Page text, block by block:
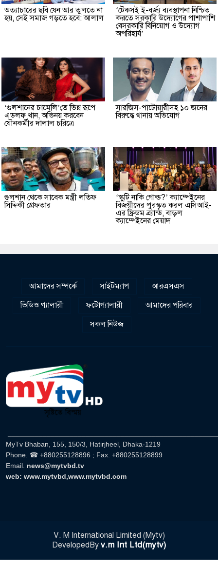
অত্যাচারের ছবি যেন আর তুলতে না
হয়, সেই সমাজ গড়তে হবে: আলাল
‘টেকসই ই-বর্জ্য ব্যবস্থাপনা নিশ্চিত
করতে সরকারি উদ্যোগের পাশাপাশি
বেসরকারি বিনিয়োগ ও উদ্যোগ
অপরিহার্য’
‘গুলশানের চামেলি’তে ভিন্ন রূপে
এডলফ খান, অভিনয় করবেন
যৌনকর্মীর দালাল চরিত্রে
সারজিস-পাটোয়ারীসহ ১০ জনের
বিরুদ্ধে থানায় অভিযোগ
গুলশান থেকে সাবেক মন্ত্রী লতিফ
সিদ্দিকী গ্রেফতার
‘স্কুটি নাকি গোল্ড?’ ক্যাম্পেইনের
বিজয়ীদের পুরস্কৃত করল এসিআই-
এর ফ্রিডম ব্র্যান্ড, বাড়ল
ক্যাম্পেইনের মেয়াদ
আমাদের সম্পর্কে সাইটম্যাপ
আরএসএস
ভিডিও গ্যালারী
ফটোগ্যালারী
আমাদের পরিবার
সকল নিউজ
MyTv Bhaban, 155, 150/3, Hatirjheel, Dhaka-1219
Phone. ☎ +880255128896 ; Fax. +880255128899
Email. news@mytvbd.tv
web: www.mytvbd,www.mytvbd.com
V. M International Limited (Mytv)
DevelopedBy v.m Int Ltd(mytv)